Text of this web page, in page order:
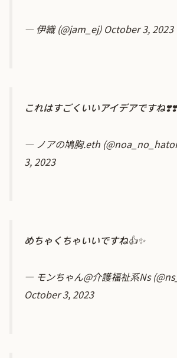
— 伊織 (@jam_ej) October 3, 2023
これはすごくいいアイデアですね❣️❣️
— ノアの鳩胸.eth
3, 2023
めちゃくちゃいいですね👍✨
— モンちゃん@介護福祉系Ns
October 3, 2023